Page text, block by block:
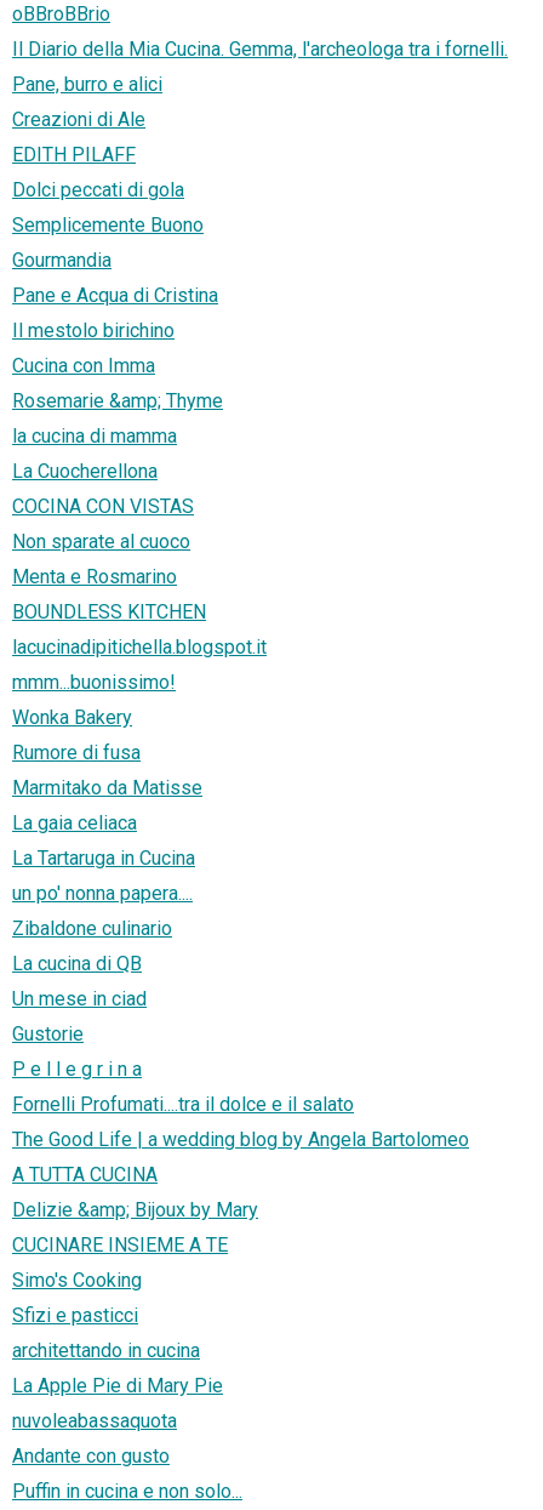
oBBroBBrio
Il Diario della Mia Cucina. Gemma, l'archeologa tra i fornelli.
Pane, burro e alici
Creazioni di Ale
EDITH PILAFF
Dolci peccati di gola
Semplicemente Buono
Gourmandia
Pane e Acqua di Cristina
Il mestolo birichino
Cucina con Imma
Rosemarie &amp; Thyme
la cucina di mamma
La Cuocherellona
COCINA CON VISTAS
Non sparate al cuoco
Menta e Rosmarino
BOUNDLESS KITCHEN
lacucinadipitichella.blogspot.it
mmm...buonissimo!
Wonka Bakery
Rumore di fusa
Marmitako da Matisse
La gaia celiaca
La Tartaruga in Cucina
un po' nonna papera....
Zibaldone culinario
La cucina di QB
Un mese in ciad
Gustorie
P e l l e g r i n a
Fornelli Profumati....tra il dolce e il salato
The Good Life | a wedding blog by Angela Bartolomeo
A TUTTA CUCINA
Delizie &amp; Bijoux by Mary
CUCINARE INSIEME A TE
Simo's Cooking
Sfizi e pasticci
architettando in cucina
La Apple Pie di Mary Pie
nuvoleabassaquota
Andante con gusto
Puffin in cucina e non solo...